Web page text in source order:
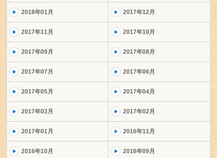
2018年01月 2017年12月
2017年11月 2017年10月
2017年09月 2017年08月
2017年07月 2017年06月
2017年05月 2017年04月
2017年03月 2017年02月
2017年01月 2016年11月
2016年10月 2016年09月